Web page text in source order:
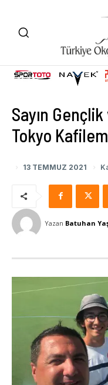
Sayın Gençlik
Tokyo
13 TEMMUZ 2021
Yazan Batuhan